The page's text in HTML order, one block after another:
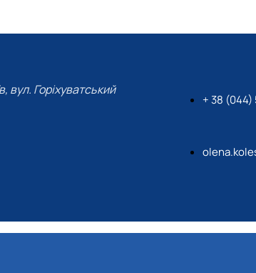
вул. Горіхуватський
+ 38